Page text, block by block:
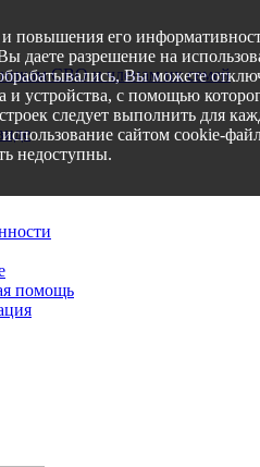
СВО и членам их семей
помощь
повышения его
даете разрешение на
Вы можете
и устройства, с помощью
следует выполнить для
сайтом cookie-
недоступны.